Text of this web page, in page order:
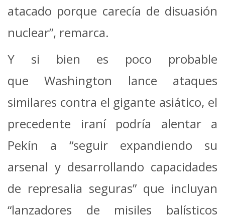
atacado porque carecía de disuasión
nuclear”, remarca.
Y si bien es poco probable
que Washington lance ataques
similares contra el gigante asiático, el
precedente iraní podría alentar a
Pekín a “seguir expandiendo su
arsenal y desarrollando capacidades
de represalia seguras” que incluyan
“lanzadores de misiles balísticos